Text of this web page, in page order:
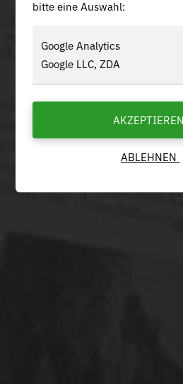
bitte eine Auswahl:
Google Analytics
Google LLC, ZDA
ABLEHNEN
AKZEPTIEREN